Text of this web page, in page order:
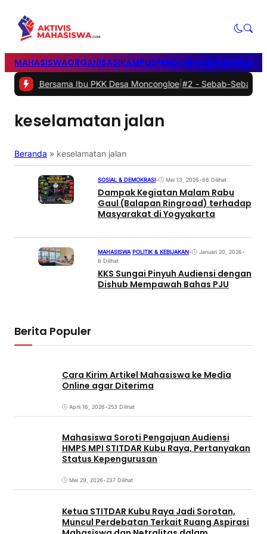
MAHASISWAORGANISASIKAMPUSPENDIDIKANBEASISWA
Ibu PKK Desa Moncongloe|#2 -Sebab-Sebab
keselamatan jalan
Beranda » keselamatan jalan
SOSIAL & DEMOKRASI• Mei 13, 2026•66 Dilihat
Dampak Kegiatan Malam Rabu
Gaul (Balapan Ringroad) terhadap
Masyarakat di Yogyakarta
MAHASISWA POLITIK & KEBIJAKAN• Januari 20, 2026•
8 Dilihat
KKS Sungai Pinyuh Audiensi dengan
Dishub Mempawah Bahas PJU
Berita Populer
Cara Kirim Artikel Mahasiswa ke Media
Online agar Diterima
April 16, 2026•253 Dilihat
Mahasiswa Soroti Pengajuan Audiensi
HMPS MPI STITDAR Kubu Raya, Pertanyakan
Status Kepengurusan
Mei 29, 2026•237 Dilihat
Ketua STITDAR Kubu Raya Jadi Sorotan,
Muncul Perdebatan Terkait Ruang Aspirasi